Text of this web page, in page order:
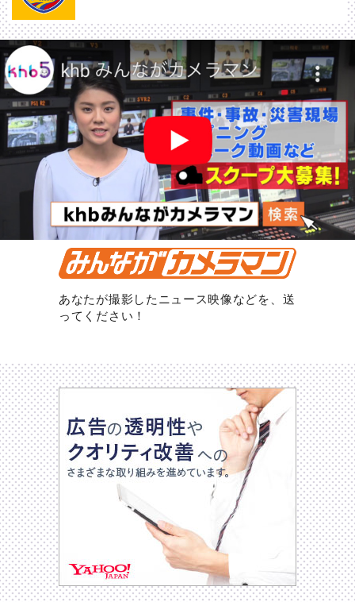
あなたが撮影したニュース映像などを、送
ってください！